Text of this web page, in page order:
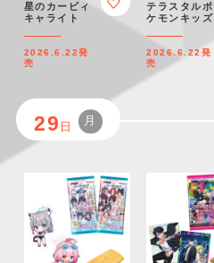
星のカービィ
キャライト
2026.6.22発
売
テラスタルポ
ケモンキッズ
2026.6.22 発
売
29 日 月